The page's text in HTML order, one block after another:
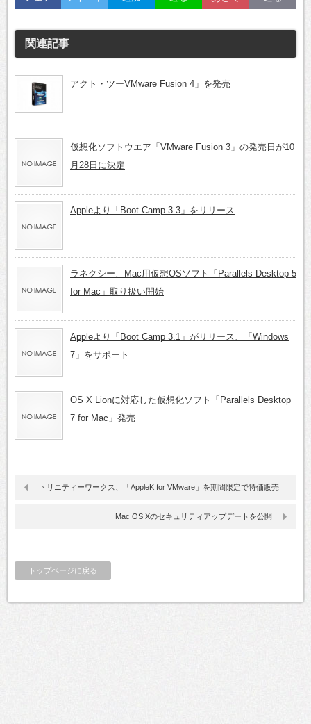
関連記事
アクト・ツーVMware Fusion 4」を発売
仮想化ソフトウエア「VMware Fusion 3」の発売日が10
月28日に決定
Appleより「Boot Camp 3.3」をリリース
ラネクシー、Mac用仮想OSソフト「Parallels Desktop 5
for Mac」取り扱い開始
Appleより「Boot Camp 3.1」がリリース、「Windows
7」をサポート
OS X Lionに対応した仮想化ソフト「Parallels Desktop
7 for Mac」発売
トリニティーワークス、「AppleK for VMware」を期間限定で特価販売
Mac OS Xのセキュリティアップデートを公開
トップページに戻る